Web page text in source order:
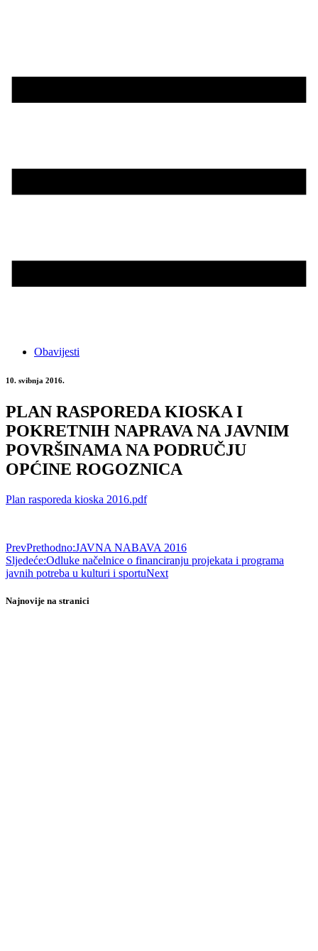
Obavijesti
10. svibnja 2016.
PLAN RASPOREDA KIOSKA I
POKRETNIH NAPRAVA NA JAVNIM
POVRŠINAMA NA PODRUČJU
OPĆINE ROGOZNICA
Plan rasporeda kioska 2016.pdf
PrevPrethodno:JAVNA NABAVA 2016
Sljedeće:Odluke načelnice o financiranju projekata i programa
javnih potreba u kulturi i sportuNext
Najnovije na stranici